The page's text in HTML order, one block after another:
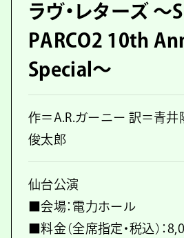
ラヴ・レターズ ～
PARCO2 10th
Special～
作＝A.R.ガーニー 訳＝青井
俊太郎
仙台公演
■会場：電力ホール
■料金（全席指定・税込）：